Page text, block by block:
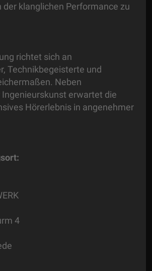
der klanglichen Performance zu
richtet sich an
Technikbegeisterte und
Neben
erwartet die
Hörerlebnis in angenehmer
4